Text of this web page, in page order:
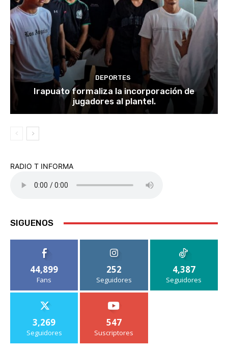
DEPORTES
Irapuato formaliza la incorporación de
jugadores al plantel.
RADIO T INFORMA
SIGUENOS
44,899
Fans
252
Seguidores
4,387
Seguidores
3,269
Seguidores
547
Suscriptores